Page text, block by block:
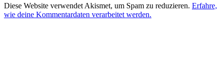
Diese Website verwendet Akismet, um Spam zu reduzieren. Erfahre,
wie deine Kommentardaten verarbeitet werden.